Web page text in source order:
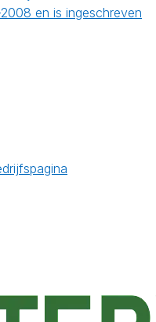
en is ingeschreven